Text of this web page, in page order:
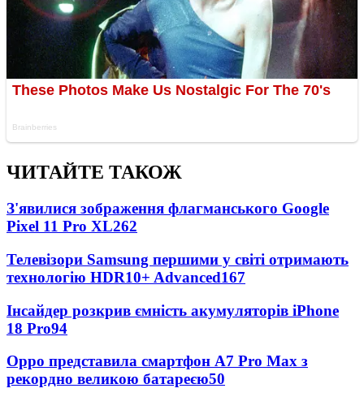
ЧИТАЙТЕ ТАКОЖ
З'явилися зображення флагманського Google
Pixel 11 Pro XL262
Телевізори Samsung першими у світі отримають
технологію HDR10+ Advanced167
Інсайдер розкрив ємність акумуляторів iPhone
18 Pro94
Oppo представила смартфон A7 Pro Max з
рекордно великою батареєю50